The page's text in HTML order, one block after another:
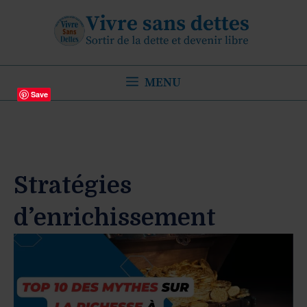
MENU
Stratégies
d’enrichissement
Save